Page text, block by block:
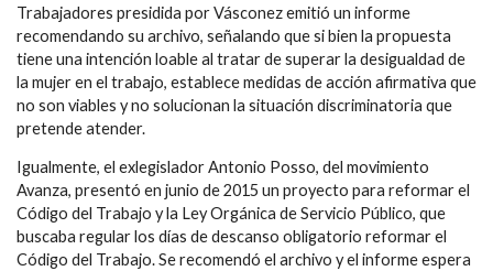
Trabajadores presidida por Vásconez emitió un informe
recomendando su archivo, señalando que si bien la propuesta
tiene una intención loable al tratar de superar la desigualdad de
la mujer en el trabajo, establece medidas de acción afirmativa que
no son viables y no solucionan la situación discriminatoria que
pretende atender.
Igualmente, el exlegislador Antonio Posso, del movimiento
Avanza, presentó en junio de 2015 un proyecto para reformar el
Código del Trabajo y la Ley Orgánica de Servicio Público, que
buscaba regular los días de descanso obligatorio reformar el
Código del Trabajo. Se recomendó el archivo y el informe espera